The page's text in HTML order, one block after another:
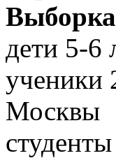
дети 5-6
ученики
Москвы